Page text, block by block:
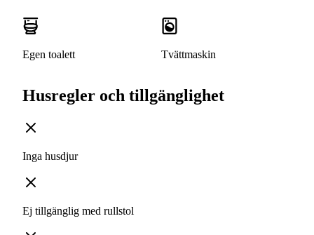
Egen toalett Tvättmaskin
Husregler och tillgänglighet
Inga husdjur
Ej tillgänglig med rullstol